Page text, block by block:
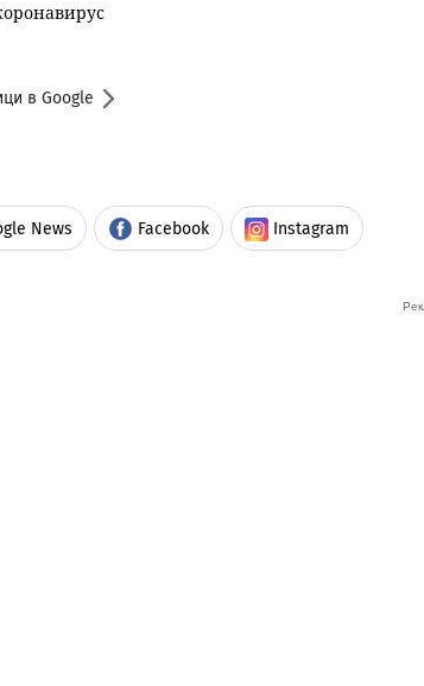
в Google
News Facebook Instagram